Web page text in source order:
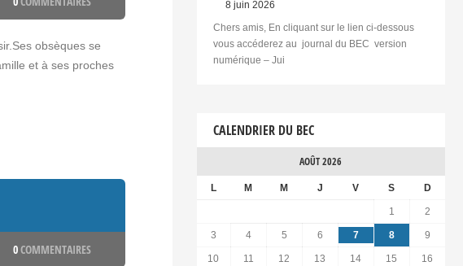
obsèques se
et à ses proches
0COMMENTAIRES
8 juin 2026
Chers amis, En cliquant sur le lien ci-dessous
vous accéderez au journal du BEC version
numérique – Jui
CALENDRIER DU BEC
AOÛT 2026
L M M J V S D
1 2
3 4 5 6 7 8 9
10 11 12 13 14 15 16